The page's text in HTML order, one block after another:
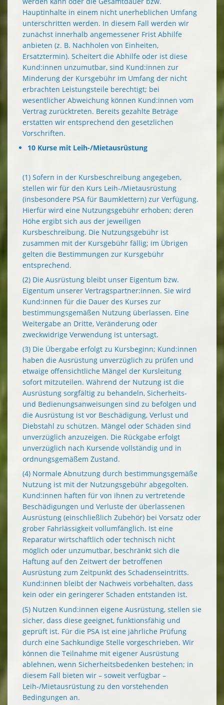
Hauptinhalte in einem nicht unerheblichen Umfang
unterschritten werden. In diesem Fall werden wir
zunächst innerhalb angemessener Frist Abhilfe
anbieten (z. B. Nachholen von Einheiten,
Ersatztermin). Scheitert die Abhilfe oder ist diese
Kund:innen unzumutbar, sind Kund:innen zur
Minderung der Kursgebühr im Umfang der nicht
erbrachten Leistungsteile berechtigt; bei
wesentlicher Abweichung können Kund:innen vom
Vertrag zurücktreten. Bereits gezahlte Beträge
erstatten wir entsprechend den gesetzlichen
Vorschriften.
10 Kurse mit Leih-/Mietausrüstung
(1) Sofern in der Kursbeschreibung angegeben,
stellen wir für den Kurs Leih-/Mietausrüstung
(insbesondere PSA für Baumklettern) zur Verfügung.
Hierfür wird eine Nutzungsgebühr erhoben; deren
Höhe ergibt sich aus der jeweiligen
Kursbeschreibung. Die Nutzungsgebühr ist
zusammen mit der Kursgebühr fällig; im Übrigen
gelten die Bestimmungen zur Kursgebühr
entsprechend.
(2) Die Ausrüstung bleibt unser Eigentum bzw.
Eigentum unserer Vertragspartner:innen. Sie wird
Kund:innen für die Dauer des Kurses zur
bestimmungsgemäßen Nutzung überlassen. Eine
Weitergabe an Dritte, Veränderung oder
zweckwidrige Verwendung ist untersagt.
(3) Die Übergabe erfolgt zu Kursbeginn; Kund:innen
haben die Ausrüstung unverzüglich zu prüfen und
etwaige offensichtliche Mängel der Kursleitung
sofort mitzuteilen. Während der Nutzung ist die
Ausrüstung sorgfältig zu behandeln, Sicherheits-
und Bedienungsanweisungen sind zu befolgen und
die Ausrüstung ist vor Beschädigung, Verlust und
Diebstahl zu schützen. Mängel oder Schäden sind
unverzüglich anzuzeigen. Die Rückgabe erfolgt
unverzüglich nach Kursende vollständig und in
ordnungsgemäßem Zustand.
(4) Normale Abnutzung durch bestimmungsgemäße
Nutzung ist mit der Nutzungsgebühr abgegolten.
Kund:innen haften für von ihnen zu vertretende
Beschädigungen und Verluste der überlassenen
Ausrüstung (einschließlich Zubehör) bei Vorsatz oder
grober Fahrlässigkeit vollumfänglich. Ist eine
Reparatur wirtschaftlich oder technisch nicht
möglich oder unzumutbar, beschränkt sich die
Haftung auf den Zeitwert der betroffenen
Ausrüstung zum Zeitpunkt des Schadenseintritts.
Kund:innen bleibt der Nachweis vorbehalten, dass
kein oder ein geringerer Schaden entstanden ist.
(5) Nutzen Kund:innen eigene Ausrüstung, stellen sie
sicher, dass diese geeignet, funktionsfähig und
geprüft ist. Für die PSA ist eine jährliche Prüfung
durch eine Sachkundige Stelle vorgeschrieben. Wir
können die Teilnahme mit eigener Ausrüstung
ablehnen, wenn Sicherheitsbedenken bestehen; in
diesem Fall bieten wir – soweit verfügbar –
Leih-/Mietausrüstung zu den vorstehenden
Bedingungen an.